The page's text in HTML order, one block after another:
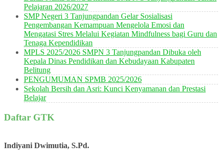
Pelajaran 2026/2027
SMP Negeri 3 Tanjungpandan Gelar Sosialisasi
Pengembangan Kemampuan Mengelola Emosi dan
Mengatasi Stres Melalui Kegiatan Mindfulness bagi Guru dan
Tenaga Kependidikan
MPLS 2025/2026 SMPN 3 Tanjungpandan Dibuka oleh
Kepala Dinas Pendidikan dan Kebudayaan Kabupaten
Belitung
PENGUMUMAN SPMB 2025/2026
Sekolah Bersih dan Asri: Kunci Kenyamanan dan Prestasi
Belajar
Daftar GTK
Indiyani Dwimutia, S.Pd.